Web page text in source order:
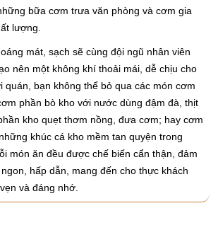
bữa cơm trưa văn phòng và cơm gia
lượng.
mát, sạch sẽ cùng đội ngũ nhân viên
nên một không khí thoải mái, dễ chịu cho
quán, bạn không thể bỏ qua các món cơm
phần bò kho với nước dùng đậm đà, thịt
kho quẹt thơm nồng, đưa cơm; hay cơm
khúc cá kho mềm tan quyện trong
món ăn đều được chế biến cẩn thận, đảm
hấp dẫn, mang đến cho thực khách
và đáng nhớ.